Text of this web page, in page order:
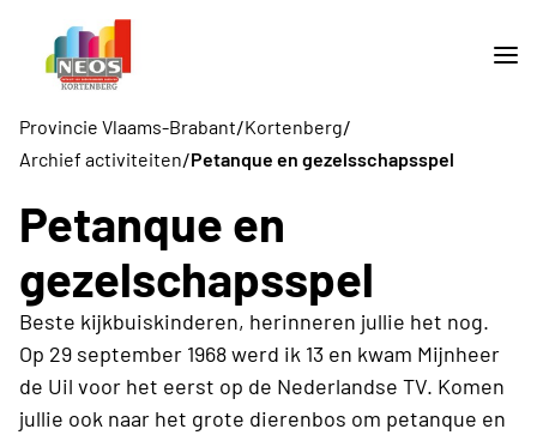
Provincie Vlaams-Brabant/Kortenberg/
Archief activiteiten/Petanque en gezelsschapsspel
Petanque en
gezelschapsspel
Beste kijkbuiskinderen, herinneren jullie het nog.
Op 29 september 1968 werd ik 13 en kwam Mijnheer
de Uil voor het eerst op de Nederlandse TV. Komen
jullie ook naar het grote dierenbos om petanque en